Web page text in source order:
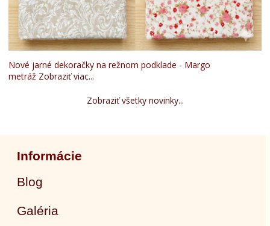
Nové jarné dekoračky na režnom podklade - Margo
metráž Zobraziť viac...
Zobraziť všetky novinky...
Informácie
Blog
Galéria